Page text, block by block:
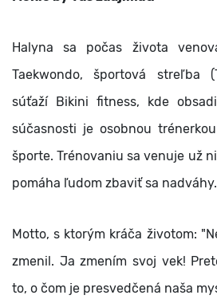
Halyna sa počas života
Taekwondo, športová streľba
súťaží Bikini fitness, kde
súčasnosti je osobnou
športe. Trénovaniu sa venuje už
pomáha ľudom zbaviť sa nadváhy.
Motto, s ktorým kráča životom:
zmenil. Ja zmením svoj vek!
to, o čom je presvedčená naša